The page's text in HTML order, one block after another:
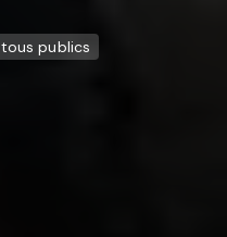
tous publics